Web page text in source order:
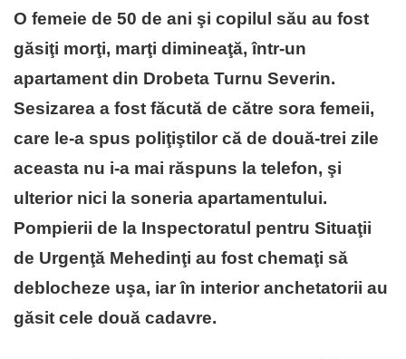
O femeie de 50 de ani şi copilul său au fost
găsiţi morţi, marţi dimineaţă, într-un
apartament din Drobeta Turnu Severin.
Sesizarea a fost făcută de către sora femeii,
care le-a spus poliţiştilor că de două-trei zile
aceasta nu i-a mai răspuns la telefon, şi
ulterior nici la soneria apartamentului.
Pompierii de la Inspectoratul pentru Situaţii
de Urgenţă Mehedinţi au fost chemaţi să
deblocheze uşa, iar în interior anchetatorii au
găsit cele două cadavre.